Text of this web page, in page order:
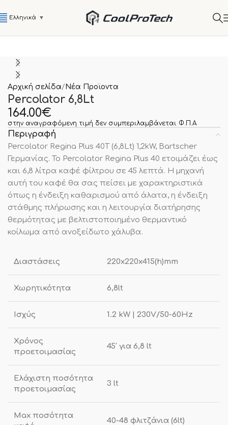
Ελληνικά ▼
Αρχική σελίδα Νέα Προϊοντα
Percolator 6,8Lt
164.00€
στην αναγραφόμενη τιμή δεν συμπεριλαμβάνεται Φ.Π.Α
Περιγραφή
Percolator Regina Plus 40T (6,8Lt) 1,2kW, Bartscher
Γερμανίας. Το Percolator Regina Plus 40 ετοιμάζει έως
και 6,8 λίτρα καφέ φίλτρου σε 45 λεπτά. Η μηχανή
αυτή του καφέ θα σας πείσει με χαρακτηριστικά
όπως η ένδειξη καθαρισμού από άλατα, η ένδειξη
στάθμης πλήρωσης και η λειτουργία διατήρησης
θερμότητας με βελτιστοποιημένο θερμαντικό
κοίλωμα από ανοξείδωτο χάλυβα.
Διαστάσεις 220x220x415(h)mm
Χωρητικότητα 6,8lt
Ισχύς 1.2 kW | 230V/50-60Hz
Χρόνος
προετοιμασίας
45′ για 6,8 lt
Ελάχιστη ποσότητα
προετοιμασίας
3 lt
Μax ποσότητα
40-48 φλιτζάνια (6lt)